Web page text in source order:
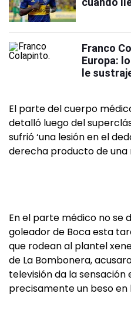
Franco
Europa:
le
El parte del cuerpo
detalló luego del
sufrió ‘una lesión en el
derecha producto de una
En el parte médico no se
goleador de Boca esta
que rodean al plantel
de La Bombonera,
televisión da la sensación
precisamente un beso en